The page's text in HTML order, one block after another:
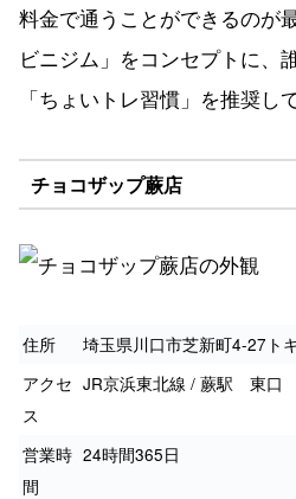
料金で通うことができるのが
ビニジム」をコンセプトに、
「ちょいトレ習慣」を推奨し
チョコザップ蕨店
住所
埼玉県川口市芝新町4-27
アクセ
ス
JR京浜東北線 / 蕨駅 東口
営業時
間
24時間365日